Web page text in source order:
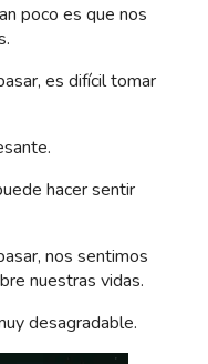
poco es que nos
es difícil tomar
hacer sentir
nos sentimos
nuestras vidas.
desagradable.